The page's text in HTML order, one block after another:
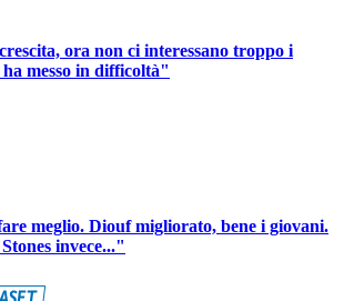
ora non ci interessano troppo i
messo in difficoltà"
meglio. Diouf migliorato, bene i giovani.
invece..."